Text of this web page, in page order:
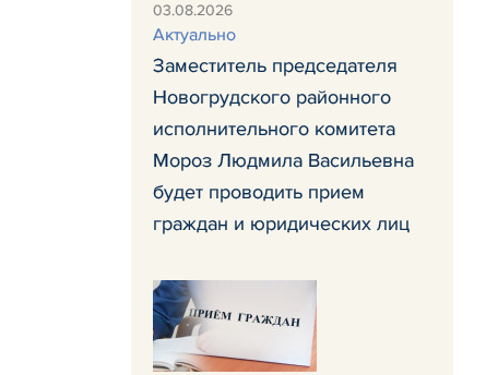
03.08.2026
Актуально
Заместитель председателя
Новогрудского районного
исполнительного комитета
Мороз Людмила Васильевна
будет проводить прием
граждан и юридических лиц